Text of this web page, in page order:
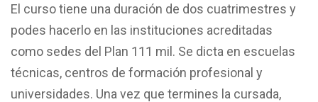
El curso tiene una duración de dos cuatrimestres y
podes hacerlo en las instituciones acreditadas
como sedes del Plan 111 mil. Se dicta en escuelas
técnicas, centros de formación profesional y
universidades. Una vez que termines la cursada,